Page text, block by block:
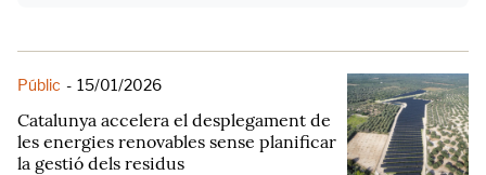
Públic - 15/01/2026
Catalunya accelera el desplegament de
les energies renovables sense planificar
la gestió dels residus